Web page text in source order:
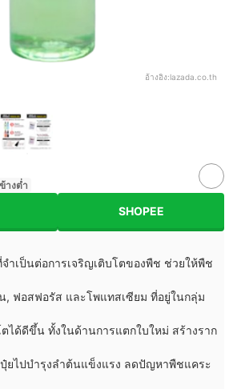
อ้างอิง:lazada.co.th
างต่ำ
SHOPEE
ำเป็นต่อการเจริญเติบโตของพืช ช่วยให้พืช
, ฟอสฟอรัส และโพแทสเซียม ที่อยู่ในกลุ่ม
ได้ดีขึ้น ทั้งในด้านการแตกใบใหม่ สร้างราก
ยไปบำรุงลำต้นแข็งแรง ลดปัญหาพืชแคระ